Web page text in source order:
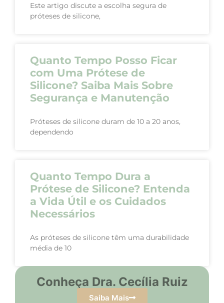
Este artigo discute a escolha segura de
próteses de silicone,
Quanto Tempo Posso Ficar
com Uma Prótese de
Silicone? Saiba Mais Sobre
Segurança e Manutenção
Próteses de silicone duram de 10 a 20 anos,
dependendo
Quanto Tempo Dura a
Prótese de Silicone? Entenda
a Vida Útil e os Cuidados
Necessários
As próteses de silicone têm uma durabilidade
média de 10
Conheça Dra. Cecília Ruiz
Saiba Mais